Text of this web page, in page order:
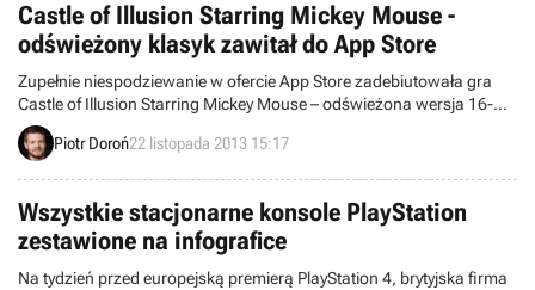
Castle of Illusion Starring Mickey Mouse -
odświeżony klasyk zawitał do App Store
Zupełnie niespodziewanie w ofercie App Store zadebiutowała gra
Castle of Illusion Starring Mickey Mouse – odświeżona wersja 16-
bitowej, klasycznej platformówki z Myszką Miki w roli głównej,
przygotowana przez SEGA Studios Australia. Utrzymaną w
Piotr Doroń22 listopada 2013 15:17
Wszystkie stacjonarne konsole PlayStation
zestawione na infografice
Na tydzień przed europejską premierą PlayStation 4, brytyjska firma